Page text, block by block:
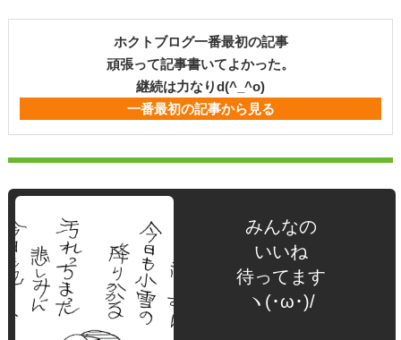
ホクトブログ一番最初の記事
頑張って記事書いてよかった。
継続は力なりd(^_^o)
一番最初の記事から見る
みんなの
いいね
待ってます
ヽ(･ω･)/